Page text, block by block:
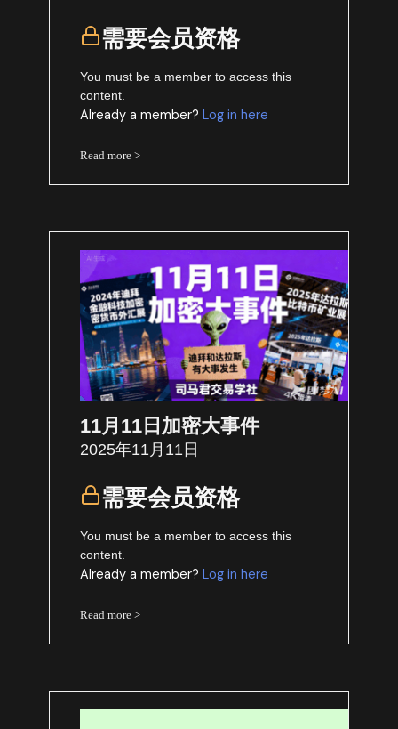
需要会员资格
You must be a member to access this
content.
Already a member?Log in here
Read more >
11月11日加密大事件
2025年11月11日
需要会员资格
You must be a member to access this
content.
Already a member?Log in here
Read more >